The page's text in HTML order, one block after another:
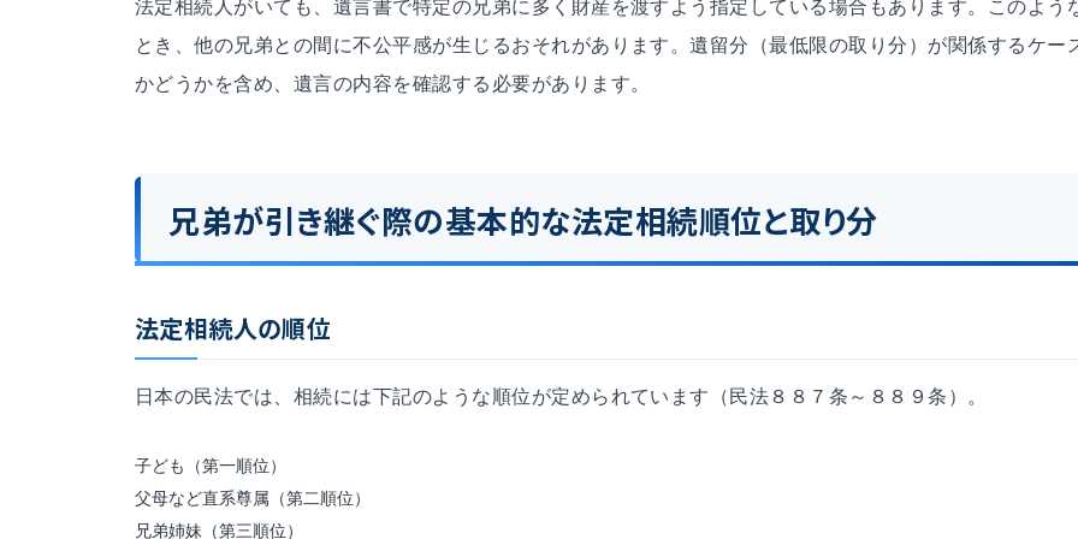
法定相続人がいても、遺言書で特定の兄弟に多く財産を渡すよう指定している場合もあります。このよう
とき、他の兄弟との間に不公平感が生じるおそれがあります。遺留分（最低限の取り分）が関係するケー
かどうかを含め、遺言の内容を確認する必要があります。
兄弟が引き継ぐ際の基本的な法定相続順位と取り分
法定相続人の順位
日本の民法では、相続には下記のような順位が定められています（民法８８７条～８８９条）。
子ども（第一順位）
父母など直系尊属（第二順位）
兄弟姉妹（第三順位）